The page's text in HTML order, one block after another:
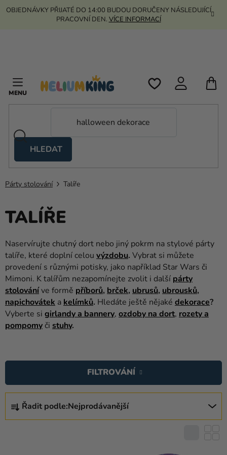
Přejít
OBJEDNÁVKY PŘIJATÉ DO 14:00 BUDOU DORUČENY NÁSLEDUJÍCÍ
PRACOVNÍ DEN. VÍCE INFORMACÍ
HLEDAT
stany
Kanekalon
Helium
a
Svatba
Párty
Výzdoba
a
doplňky
Oblečení
Dárky
Párty stolování Talíře
TALÍŘE
Naservírujte chutný dort nebo jiný pokrm na stylové párty
talíře, které doplní celou výzdobu. Vybrat si můžete
provedení s různými potisky, jako například Star Wars či
Mimoni. K talířům nezapomínejte zvolit i další párty
stolováníve formě příborů, brček, ubrusů, ubrousků,
napichovátek a kelímků. Hledáte ještě nějaké dekorace?
Vyberte si girlandy a bannery, ozdoby na dort, rozety a
pompomy či stuhy.
A
Z
Řadit podle:Nejprodávanější
FILTROVÁNÍ
Ý
P
I
S
P